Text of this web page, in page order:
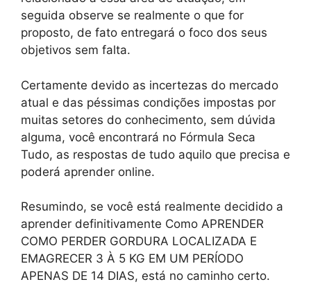
seguida observe se realmente o que for
proposto, de fato entregará o foco dos seus
objetivos sem falta.
Certamente devido as incertezas do mercado
atual e das péssimas condições impostas por
muitas setores do conhecimento, sem dúvida
alguma, você encontrará no Fórmula Seca
Tudo, as respostas de tudo aquilo que precisa e
poderá aprender online.
Resumindo, se você está realmente decidido a
aprender definitivamente Como APRENDER
COMO PERDER GORDURA LOCALIZADA E
EMAGRECER 3 À 5 KG EM UM PERÍODO
APENAS DE 14 DIAS, está no caminho certo.